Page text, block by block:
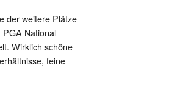
der weitere Plätze
National
Wirklich schöne
feine